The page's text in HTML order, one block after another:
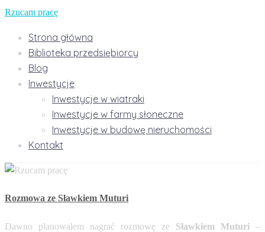
Rzucam pracę
Strona główna
Biblioteka przedsiębiorcy
Blog
Inwestycje
Inwestycje w wiatraki
Inwestycje w farmy słoneczne
Inwestycje w budowę nieruchomości
Kontakt
Rozmowa ze Sławkiem Muturi
Dawno planowałem nagrać rozmowę ze Sławkiem Muturi –